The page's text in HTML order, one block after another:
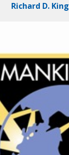
Richard D. King